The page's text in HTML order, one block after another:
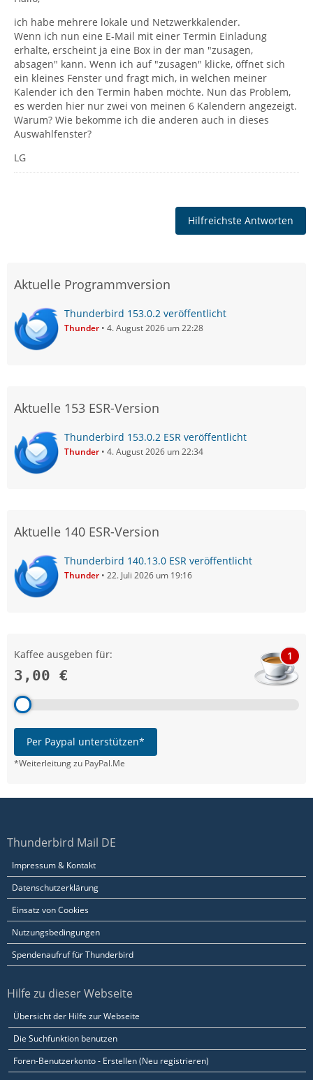
ich habe mehrere lokale und Netzwerkkalender.
Wenn ich nun eine E-Mail mit einer Termin Einladung
erhalte, erscheint ja eine Box in der man "zusagen,
absagen" kann. Wenn ich auf "zusagen" klicke, öffnet sich
ein kleines Fenster und fragt mich, in welchen meiner
Kalender ich den Termin haben möchte. Nun das Problem,
es werden hier nur zwei von meinen 6 Kalendern angezeigt.
Warum? Wie bekomme ich die anderen auch in dieses
Auswahlfenster?
LG
Hilfreichste Antworten
Aktuelle Programmversion
Thunderbird 153.0.2 veröffentlicht
Thunder 4. August 2026 um 22:28
Aktuelle 153 ESR-Version
Thunderbird 153.0.2 ESR veröffentlicht
Thunder 4. August 2026 um 22:34
Aktuelle 140 ESR-Version
Thunderbird 140.13.0 ESR veröffentlicht
Thunder 22. Juli 2026 um 19:16
Kaffee ausgeben für:
3,00 €
1
Per Paypal unterstützen*
*Weiterleitung zu PayPal.Me
Thunderbird Mail DE
Impressum & Kontakt
Datenschutzerklärung
Einsatz von Cookies
Nutzungsbedingungen
Spendenaufruf für Thunderbird
Hilfe zu dieser Webseite
Übersicht der Hilfe zur Webseite
Die Suchfunktion benutzen
Foren-Benutzerkonto - Erstellen (Neu registrieren)